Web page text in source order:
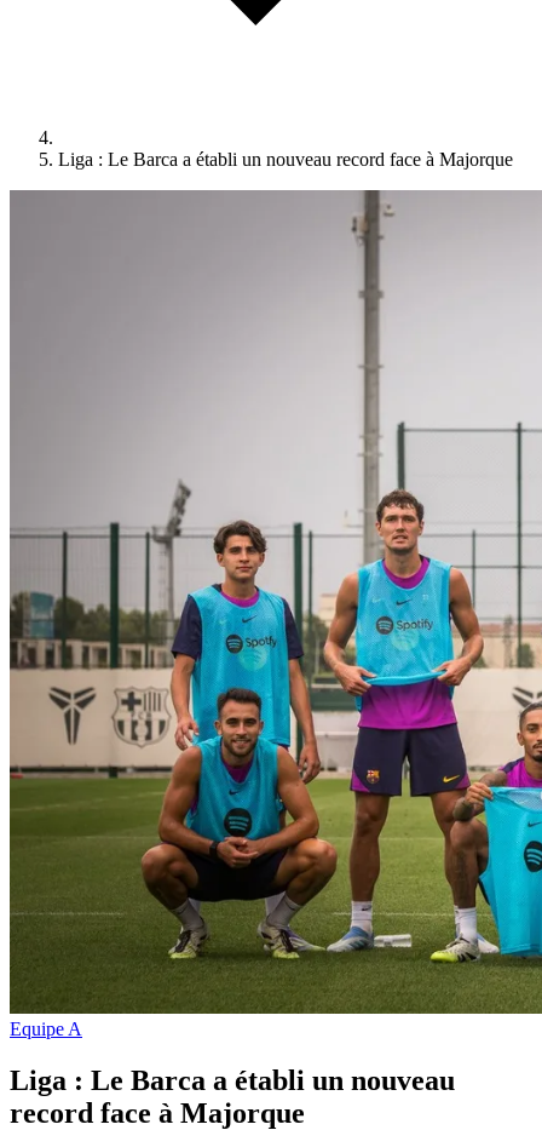
Liga : Le Barca a établi un nouveau record face à Majorque
Equipe A
Liga : Le Barca a établi un nouveau
record face à Majorque